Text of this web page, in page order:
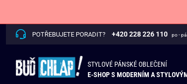
POTŘEBUJETE PORADIT? +420 228 226 110 po -
STYLOVÉ PÁNSKÉ OBLEČENÍ
E-SHOP S MODERNÍM A